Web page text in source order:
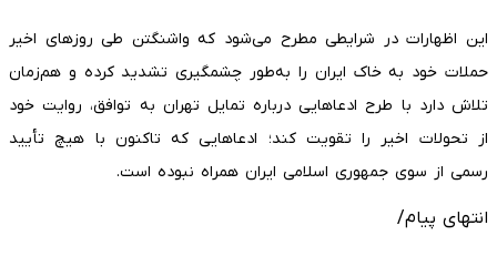
این اظهارات در شرایطی مطرح می‌شود که واشنگتن طی روزهای اخیر
حملات خود به خاک ایران را به‌طور چشمگیری تشدید کرده و هم‌زمان
تلاش دارد با طرح ادعاهایی درباره تمایل تهران به توافق، روایت خود
از تحولات اخیر را تقویت کند؛ ادعاهایی که تاکنون با هیچ تأیید
رسمی از سوی جمهوری اسلامی ایران همراه نبوده است.
انتهای پیام/